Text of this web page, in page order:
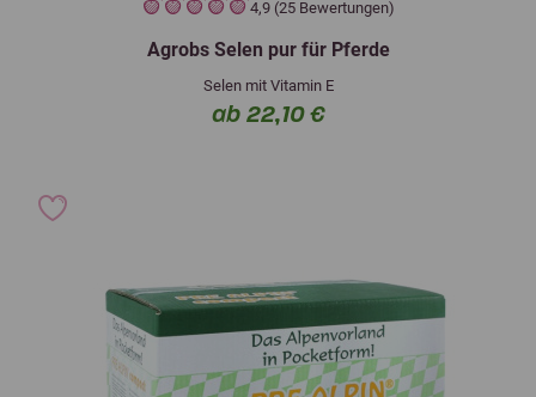
4,9 (25 Bewertungen)
Agrobs Selen pur für Pferde
Selen mit Vitamin E
ab 22,10 €